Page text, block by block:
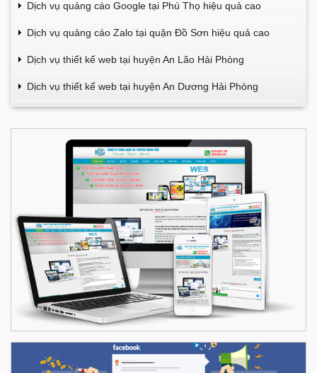
Dịch vụ quảng cáo Google tại Phú Thọ hiệu quả cao
Dịch vụ quảng cáo Zalo tại quận Đồ Sơn hiệu quả cao
Dịch vụ thiết kế web tại huyện An Lão Hải Phòng
Dịch vụ thiết kế web tại huyện An Dương Hải Phòng